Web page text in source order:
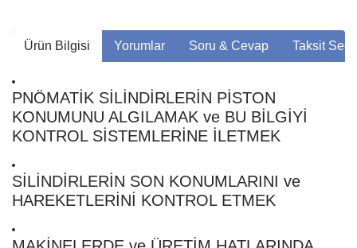
Ürün Bilgisi Yorumlar Soru & Cevap Taksit
PNÖMATİK SİLİNDİRLERİN PİSTON
KONUMUNU ALGILAMAK ve BU BİLGİYİ
KONTROL SİSTEMLERİNE İLETMEK
SİLİNDİRLERİN SON KONUMLARINI ve
HAREKETLERİNİ KONTROL ETMEK